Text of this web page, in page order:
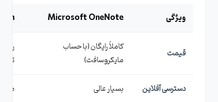
ویژگی Microsoft OneNote
قیمت
کاملاً رایگان (با حساب
مایکروسافت)
دسترسی آفلاین بسیار عالی